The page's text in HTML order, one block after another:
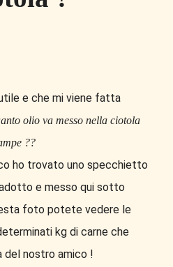
e che mi viene fatta
olio va messo nella ciotola
??
ho trovato uno specchietto
e messo qui sotto
foto potete vedere le
kg di carne che
del nostro amico !